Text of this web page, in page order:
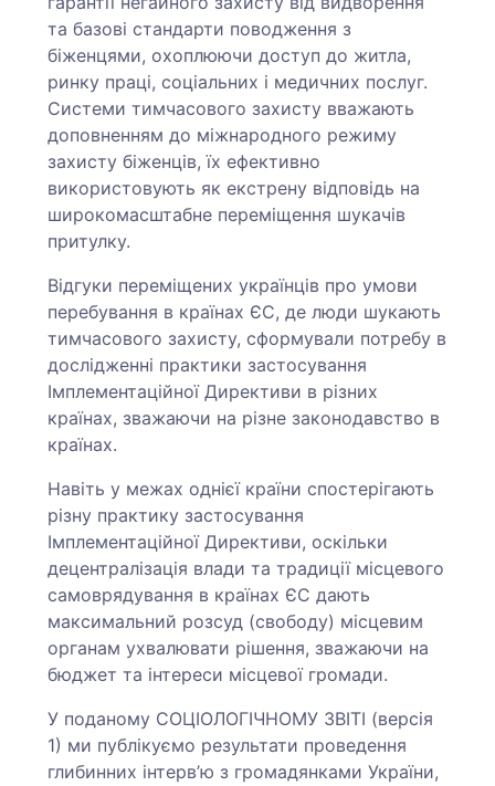
та базові стандарти поводження з
біженцями, охоплюючи доступ до житла,
ринку праці, соціальних і медичних послуг.
Системи тимчасового захисту вважають
доповненням до міжнародного режиму
захисту біженців, їх ефективно
використовують як екстрену відповідь на
широкомасштабне переміщення шукачів
притулку.
Відгуки переміщених українців про умови
перебування в країнах ЄС, де люди шукають
тимчасового захисту, сформували потребу в
дослідженні практики застосування
Імплементаційної Директиви в різних
країнах, зважаючи на різне законодавство в
країнах.
Навіть у межах однієї країни спостерігають
різну практику застосування
Імплементаційної Директиви, оскільки
децентралізація влади та традиції місцевого
самоврядування в країнах ЄС дають
максимальний розсуд (свободу) місцевим
органам ухвалювати рішення, зважаючи на
бюджет та інтереси місцевої громади.
У поданому СОЦІОЛОГІЧНОМУ ЗВІТІ (версія
1) ми публікуємо результати проведення
глибинних інтерв’ю з громадянками України,